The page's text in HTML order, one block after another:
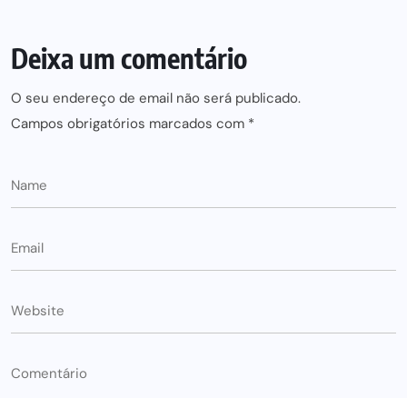
Deixa um comentário
O seu endereço de email não será publicado.
Campos obrigatórios marcados com *